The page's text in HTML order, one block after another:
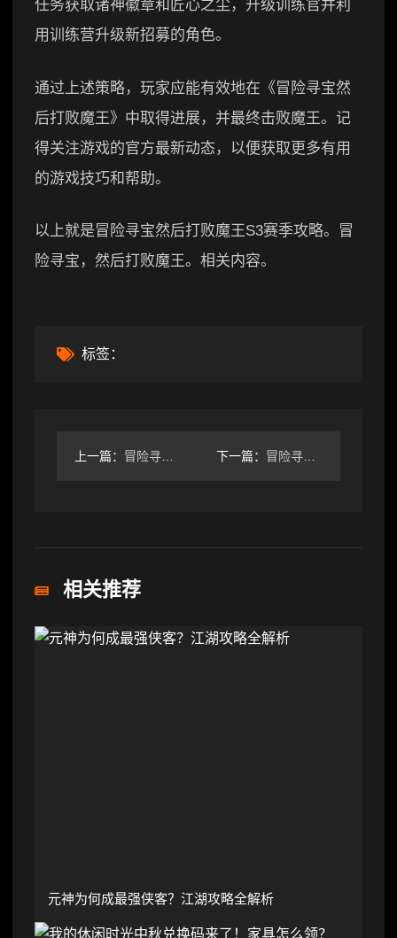
任务获取诸神徽章和匠心之尘，升级训练官并利
用训练营升级新招募的角色。
通过上述策略，玩家应能有效地在《冒险寻宝然
后打败魔王》中取得进展，并最终击败魔王。记
得关注游戏的官方最新动态，以便获取更多有用
的游戏技巧和帮助。
以上就是冒险寻宝然后打败魔王S3赛季攻略。冒
险寻宝，然后打败魔王。相关内容。
标签：
上一篇： 冒险寻宝然后打败魔王【第二赛季攻略】“三反伤过130” 下一篇： 冒险寻宝然后打败魔王实测圣骑神圣套已成为鸡肋，不用绕道
相关推荐
元神为何成最强侠客？江湖攻略全解析